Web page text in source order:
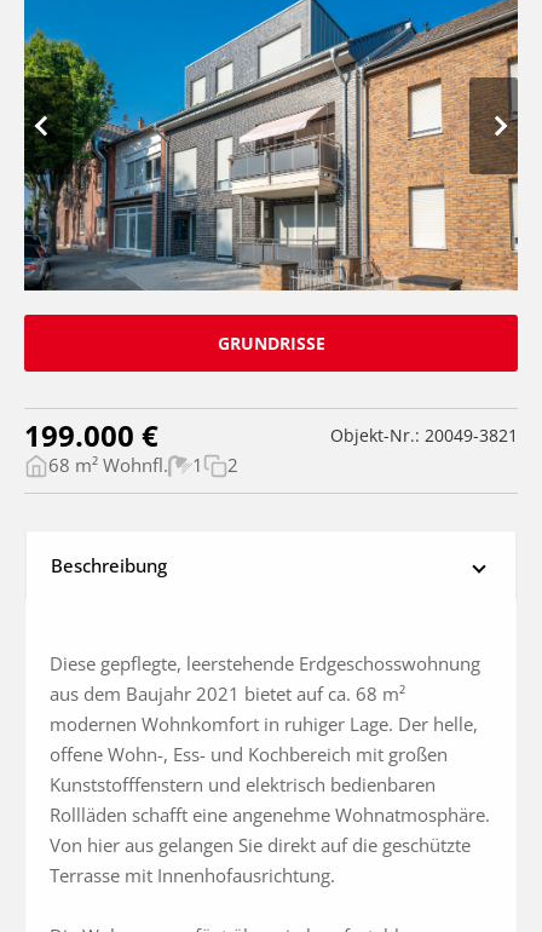
GRUNDRISSE
199.000 € Objekt-Nr.: 20049-3821
68 m² Wohnfl. 1 2
Beschreibung
Diese gepflegte, leerstehende Erdgeschosswohnung
aus dem Baujahr 2021 bietet auf ca. 68 m²
modernen Wohnkomfort in ruhiger Lage. Der helle,
offene Wohn-, Ess- und Kochbereich mit großen
Kunststofffenstern und elektrisch bedienbaren
Rollläden schafft eine angenehme Wohnatmosphäre.
Von hier aus gelangen Sie direkt auf die geschützte
Terrasse mit Innenhofausrichtung.